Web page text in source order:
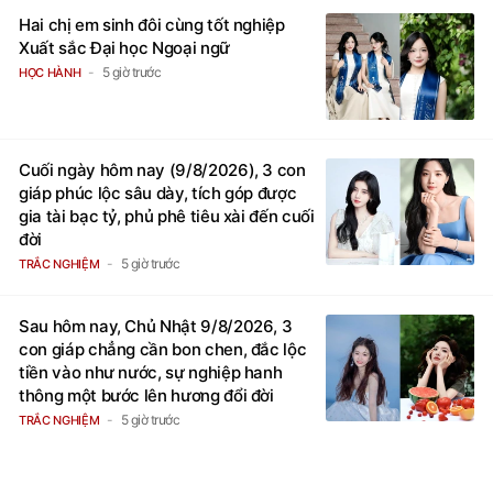
Hai chị em sinh đôi cùng tốt nghiệp
Xuất sắc Đại học Ngoại ngữ
HỌC HÀNH 5 giờ trước
Cuối ngày hôm nay (9/8/2026), 3 con
giáp phúc lộc sâu dày, tích góp được
gia tài bạc tỷ, phủ phê tiêu xài đến cuối
đời
TRẮC NGHIỆM 5 giờ trước
Sau hôm nay, Chủ Nhật 9/8/2026, 3
con giáp chẳng cần bon chen, đắc lộc
tiền vào như nước, sự nghiệp hanh
thông một bước lên hương đổi đời
TRẮC NGHIỆM 5 giờ trước